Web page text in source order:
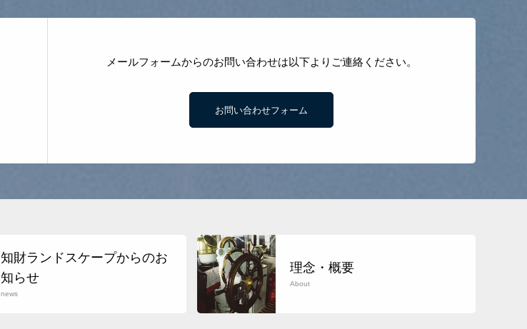
メールフォームからのお問い合わせは以下よりご連絡ください。
お問い合わせフォーム
知財ランドスケープからのお
知らせ
news
理念・概要
About